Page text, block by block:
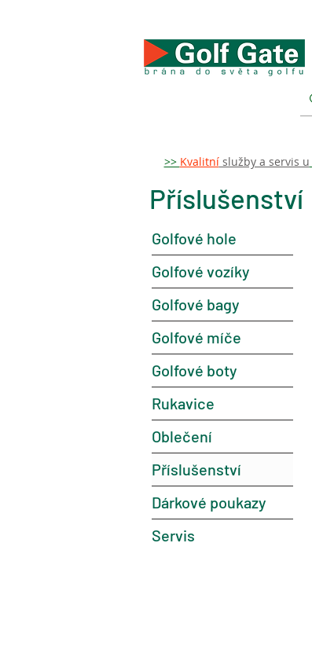
>> Kvalitníslužby a servis u
Příslušenství
Golfové hole
Golfové vozíky
Golfové bagy
Golfové míče
Golfové boty
Rukavice
Oblečení
Příslušenství
Dárkové poukazy
Servis